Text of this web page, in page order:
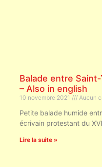
Balade entre
– Also in english
10 novembre 2021 Aucun
Petite balade humide
écrivain protestant du
Lire la suite »